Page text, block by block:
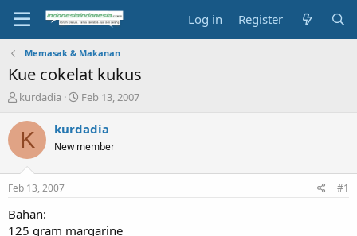
Log in Register
Memasak & Makanan
Kue cokelat kukus
T
r
a
s
t
a
r
kurdadia
S
a
t
Feb 13, 2007
K kurdadia
New member
Feb 13, 2007 #1
Bahan:
125 gram margarine